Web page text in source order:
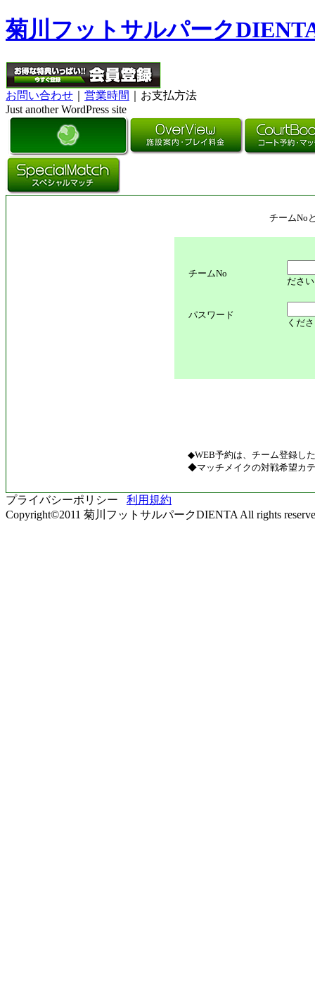
菊川フットサルパーク
お問い合わせ 営業時間
｜お支払方法
Just another WordPress site
チームNo
チームNo
ださい
パスワード
くだ
◆WEB予約は、チーム登録し
◆マッチメイクの対戦希望カ
プライバシーポリシー 利用規約
Copyright©2011 菊川フットサルパークDIENTA All rights